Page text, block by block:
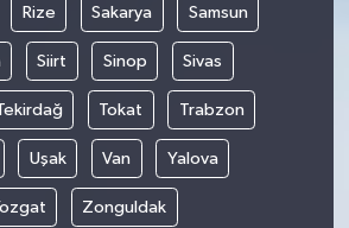
Rize Sakarya Samsun
Siirt Sinop Sivas
Tokat Trabzon
Uşak Van Yalova
Zonguldak